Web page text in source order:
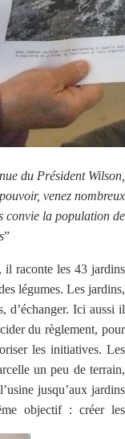
du Président Wilson,
venez nombreux
convie la population de
”
il raconte les 43 jardins
légumes. Les jardins,
d’échanger. Ici aussi il
du règlement, pour
les initiatives. Les
un peu de terrain,
jusqu’aux jardins
objectif : créer les